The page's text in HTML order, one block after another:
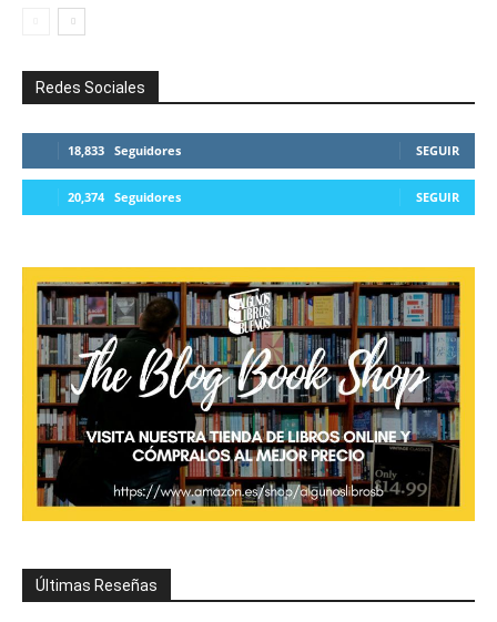
Redes Sociales
18,833 Seguidores SEGUIR
20,374 Seguidores SEGUIR
Últimas Reseñas